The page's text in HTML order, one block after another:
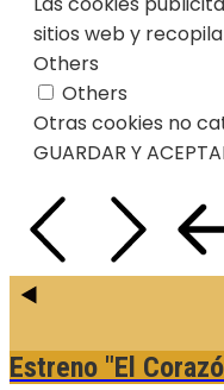
sitios web y
Others
Others
Otras cookies no
GUARDAR Y
Estreno "El